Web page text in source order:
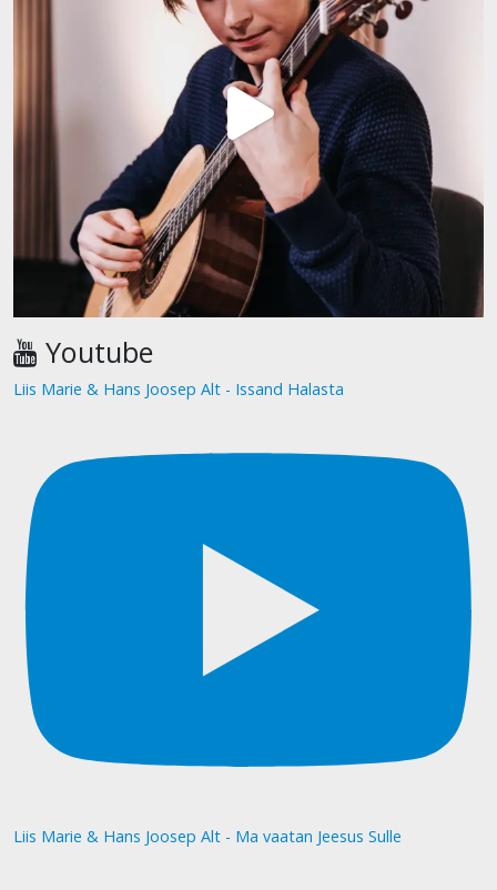
Youtube
Liis Marie & Hans Joosep Alt - Issand Halasta
Liis Marie & Hans Joosep Alt - Ma vaatan Jeesus Sulle